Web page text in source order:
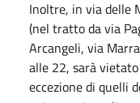
Inoltre, in via delle
(nel tratto da via
Arcangeli, via
alle 22, sarà
eccezione di quelli